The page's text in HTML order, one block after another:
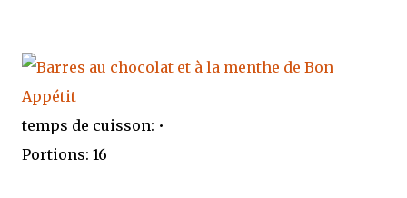
temps de cuisson: •
Portions: 16